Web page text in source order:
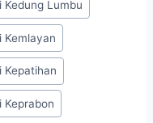
Lumbu
Kemlayan
Kepatihan
Keprabon